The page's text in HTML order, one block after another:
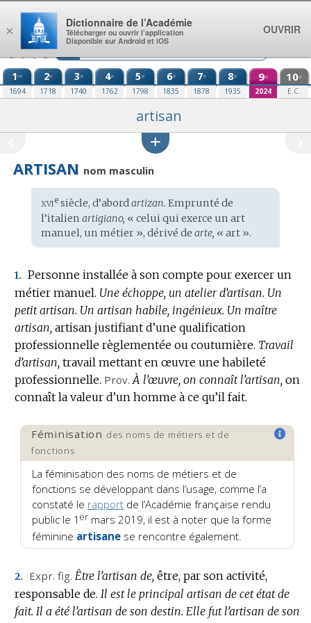
Aller au contenu
1re
1694
2e
1718
3e
1740
4e
1762
5e
1798
6e
1835
7e
1878
8e
1935
9e
2024
10e
E.C.
artisan
ARTISAN nom masculin
Étymologie
:
xviesiècle, d’abordartizan. Emprunté de
l’italien artigiano, « celui qui exerce un art
manuel, un métier », dérivé de arte, « art ».
1. Personne installée à son compte pour exercer un
métier manuel. Une échoppe, un atelier d’artisan. Un
petit artisan. Un artisan habile, ingénieux. Un maître
artisan, artisan justifiant d’une qualification
professionnelle règlementée ou coutumière. Travail
d’artisan, travail mettant en œuvre une habileté
professionnelle. Prov. À l’œuvre, on connaît l’artisan, on
connaît la valeur d’un homme à ce qu’il fait.
Féminisation des noms de métiers et de
fonctions
La féminisation des noms de métiers et de
fonctions se développant dans l’usage, comme l’a
constaté le rapportde l’Académie française rendu
public le 1 ermars 2019, il est à noter que la forme
féminine artisanese rencontre également.
2. Expr. fig. Être l’artisan de, être, par son activité,
responsable de. Il est le principal artisan de cet état de
fait. Il a été l’artisan de son destin. Elle fut l’artisan de son
×
Dictionnaire de l’Académie
Télécharger ou ouvrir l’application
Disponible sur Android et iOS
OUVRIR